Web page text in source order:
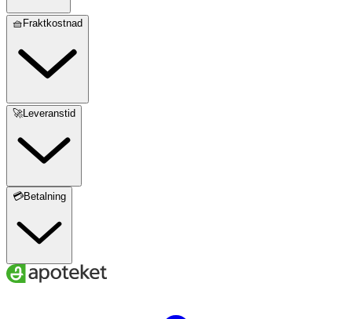
🧺Fraktkostnad
🚀Leveranstid
💳Betalning